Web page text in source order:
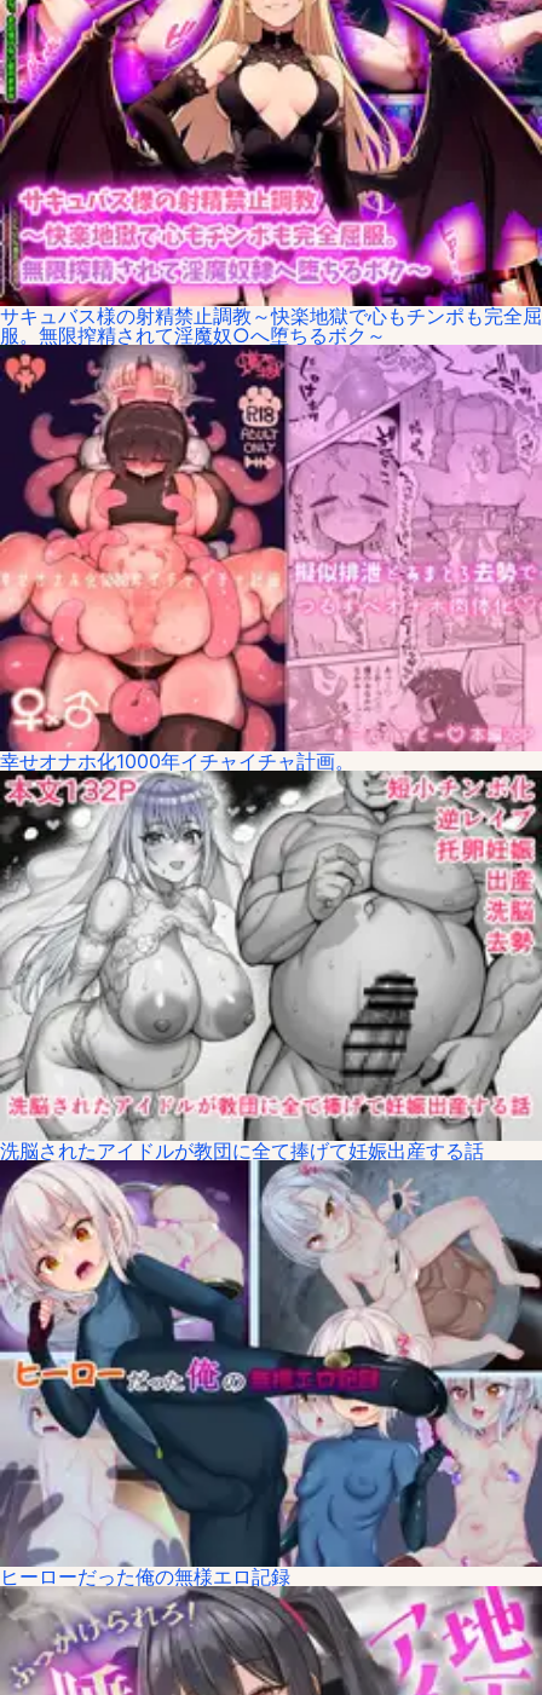
サキュバス様の射精禁止調教～快楽地獄で心もチンポも完全屈
服。無限搾精されて淫魔奴○へ堕ちるボク～
幸せオナホ化1000年イチャイチャ計画。
洗脳されたアイドルが教団に全て捧げて妊娠出産する話
ヒーローだった俺の無様エロ記録